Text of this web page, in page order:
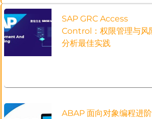
SAP GRC Access
Control：权限管理与风
分析最佳实践
ABAP 面向对象编程进阶